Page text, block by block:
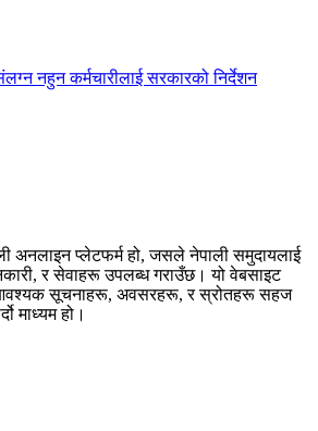
अनलाइन प्लेटफर्म हो, जसले नेपाली समुदायलाई
र सेवाहरू उपलब्ध गराउँछ। यो वेबसाइट
सूचनाहरू, अवसरहरू, र स्रोतहरू सहज
माध्यम हो।